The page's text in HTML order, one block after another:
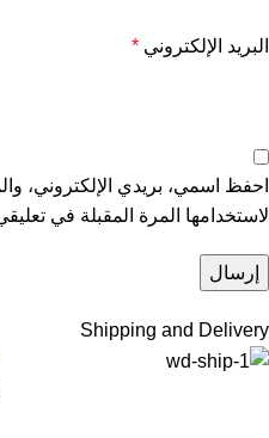
البريد الإلكتروني *
احفظ اسمي، بريدي الإلكتروني،
لاستخدامها المرة المقبلة في
Shipping and Delivery